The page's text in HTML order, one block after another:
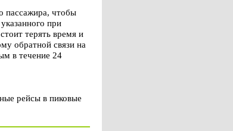
пассажира, чтобы
при
терять время и
обратной связи на
в течение 24
рейсы в пиковые